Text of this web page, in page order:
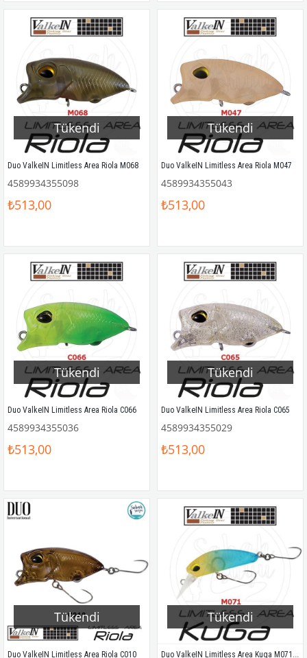
Tükendi
Duo ValkeIN Limitless Area Riola M068
4589934355098
₺513,00
Tükendi
Duo ValkeIN Limitless Area Riola M047
4589934355043
₺513,00
Tükendi
Duo ValkeIN Limitless Area Riola C066
4589934355036
₺513,00
Tükendi
Duo ValkeIN Limitless Area Riola C065
4589934355029
₺513,00
Tükendi
Duo ValkeIN Limitless Area Riola C010
Tükendi
Duo ValkeIN Limitless Area Kuga M071 Mat Aquamarine